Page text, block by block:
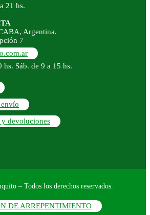
21 hs.
Argentina.
7
Sáb. de 9 a 15 hs.
devoluciones
– Todos los derechos reservados.
DE ARREPENTIMIENTO